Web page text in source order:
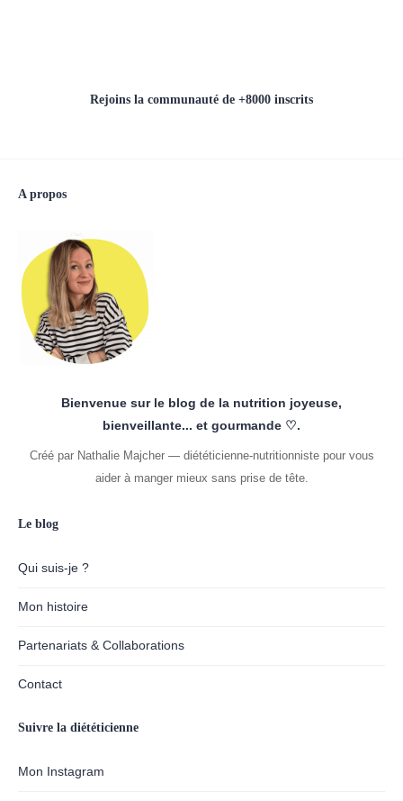
Rejoins la communauté de +8000 inscrits
A propos
Bienvenue sur le blog de la nutrition joyeuse,
bienveillante... et gourmande ♡.
Créé par Nathalie Majcher — diététicienne-nutritionniste pour vous
aider à manger mieux sans prise de tête.
Le blog
Qui suis-je ?
Mon histoire
Partenariats & Collaborations
Contact
Suivre la diététicienne
Mon Instagram